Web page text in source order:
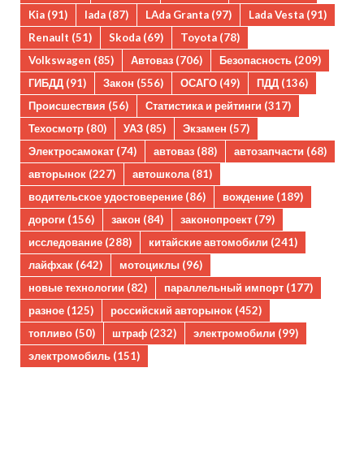
Kia (91) lada (87) LAda Granta (97) Lada Vesta (91)
Renault (51) Skoda (69) Toyota (78)
Volkswagen (85) Автоваз (706) Безопасность (209)
ГИБДД (91) Закон (556) ОСАГО (49) ПДД (136)
Происшествия (56) Статистика и рейтинги (317)
Техосмотр (80) УАЗ (85) Экзамен (57)
Электросамокат (74) автоваз (88) автозапчасти (68)
авторынок (227) автошкола (81)
водительское удостоверение (86) вождение (189)
дороги (156) закон (84) законопроект (79)
исследование (288) китайские автомобили (241)
лайфхак (642) мотоциклы (96)
новые технологии (82) параллельный импорт (177)
разное (125) российский авторынок (452)
топливо (50) штраф (232) электромобили (99)
электромобиль (151)